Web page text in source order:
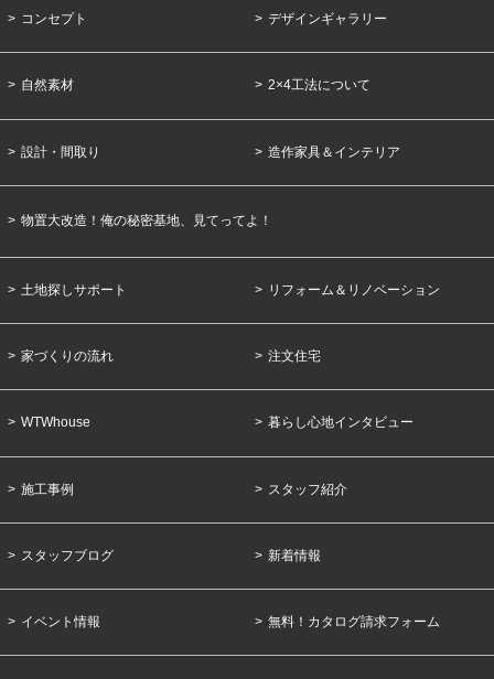
コンセプト デザインギャラリー
自然素材 2×4工法について
設計・間取り 造作家具＆インテリア
物置大改造！俺の秘密基地、見てってよ！
土地探しサポート リフォーム＆リノベーション
家づくりの流れ 注文住宅
WTWhouse 暮らし心地インタビュー
施工事例 スタッフ紹介
スタッフブログ 新着情報
イベント情報 無料！カタログ請求フォーム